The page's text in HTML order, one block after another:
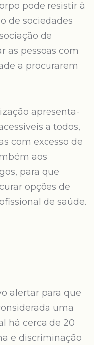
pode resistir à
de sociedades
de
as pessoas com
a procurarem
apresenta-
a todos,
com excesso de
aos
para que
opções de
de saúde.
alertar para que
uma
há cerca de 20
e discriminação